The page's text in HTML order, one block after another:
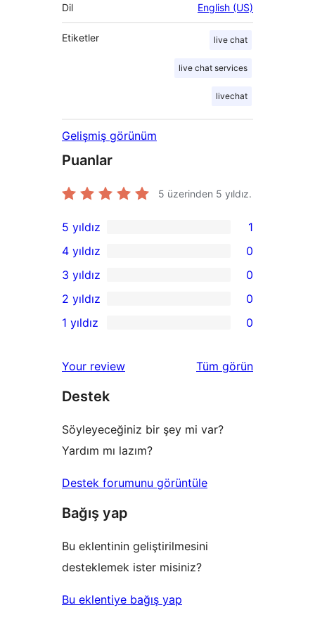
Dil English (US)
Etiketler live chat
live chat services
livechat
Gelişmiş görünüm
Puanlar
5 üzerinden 5 yıldız.
1
5
yıldızlı
inceleme
5 yıldız 1
4
yıldızlı
inceleme
4 yıldız 0
0
3
yıldızlı
3 yıldız 0
2
inceleme
2 yıldız 0
yıldızlı
inceleme
1 yıldız 0
Your review Tüm değerlendirmeleri
görün
Destek
Söyleyeceğiniz bir şey mi var?
Yardım mı lazım?
Destek forumunu görüntüle
Bağış yap
Bu eklentinin geliştirilmesini
desteklemek ister misiniz?
Bu eklentiye bağış yap